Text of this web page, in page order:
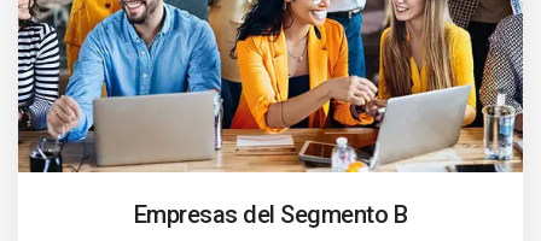
Empresas del Segmento B